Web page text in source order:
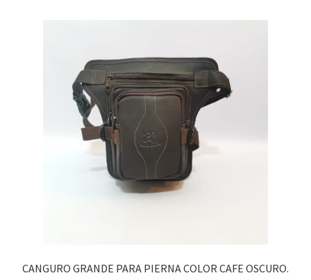
CANGURO GRANDE PARA PIERNA COLOR CAFE OSCURO.